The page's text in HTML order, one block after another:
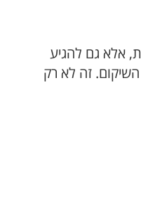
אלא גם להגיע
זה לא רק